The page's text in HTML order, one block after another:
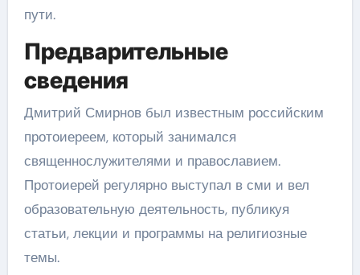
пути.
Предварительные
сведения
Дмитрий Смирнов был известным российским
протоиереем, который занимался
священнослужителями и православием.
Протоиерей регулярно выступал в сми и вел
образовательную деятельность, публикуя
статьи, лекции и программы на религиозные
темы.